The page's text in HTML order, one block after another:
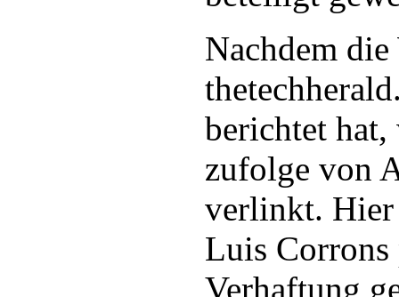
Nachdem die
berichtet hat,
zufolge von
verlinkt. Hier
Luis
Verhaftung